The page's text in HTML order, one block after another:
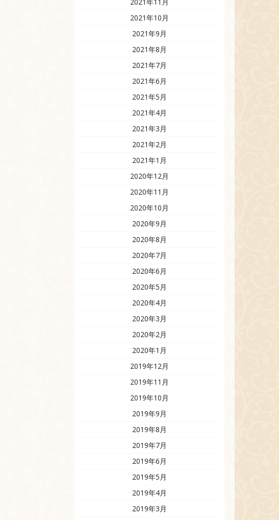
2021年10月
2021年9月
2021年8月
2021年7月
2021年6月
2021年5月
2021年4月
2021年3月
2021年2月
2021年1月
2020年12月
2020年11月
2020年10月
2020年9月
2020年8月
2020年7月
2020年6月
2020年5月
2020年4月
2020年3月
2020年2月
2020年1月
2019年12月
2019年11月
2019年10月
2019年9月
2019年8月
2019年7月
2019年6月
2019年5月
2019年4月
2019年3月